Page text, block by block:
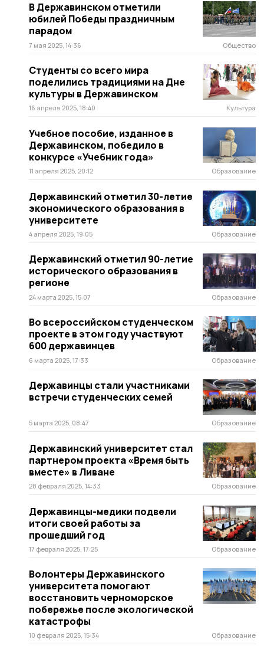
В Державинском отметили
юбилей Победы праздничным
парадом
7 мая 2025, 14:36 Общество
Студенты со всего мира
поделились традициями на Дне
культуры в Державинском
16 апреля 2025, 18:40 Культура
Учебное пособие, изданное в
Державинском, победило в
конкурсе «Учебник года»
11 апреля 2025, 20:12 Образование
Державинский отметил 30-летие
экономического образования в
университете
4 апреля 2025, 19:05 Образование
Державинский отметил 90-летие
исторического образования в
регионе
24 марта 2025, 15:07 Образование
Во всероссийском студенческом
проекте в этом году участвуют
600 державинцев
6 марта 2025, 17:33 Образование
Державинцы стали участниками
встречи студенческих семей
5 марта 2025, 08:47 Образование
Державинский университет стал
партнером проекта «Время быть
вместе» в Ливане
28 февраля 2025, 14:33 Образование
Державинцы-медики подвели
итоги своей работы за
прошедший год
17 февраля 2025, 17:25 Образование
Волонтеры Державинского
университета помогают
восстановить черноморское
побережье после экологической
катастрофы
10 февраля 2025, 15:34 Образование